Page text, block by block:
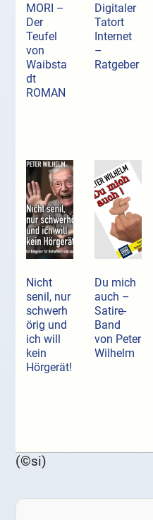
MORI –
Der
Teufel
von
Waibsta
dt
ROMAN
Digitaler
Tatort
Internet
–
Ratgeber
Nicht
senil, nur
schwerh
örig und
ich will
kein
Hörgerät!
Du mich
auch –
Satire-
Band
von Peter
Wilhelm
(©si)